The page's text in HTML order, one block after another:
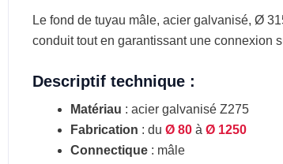
Le fond de tuyau mâle, acier galvanisé, Ø
conduit tout en garantissant une connexion
Descriptif technique :
Matériau : acier galvanisé Z275
Fabrication : du Ø 80 à Ø 1250
Connectique : mâle